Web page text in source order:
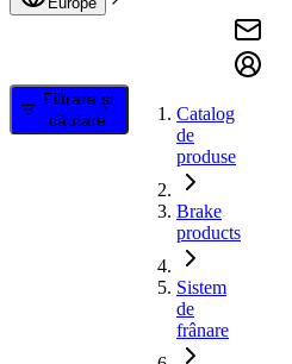
Filtrare și
căutare
Catalog
de
produse
Brake
products
Sistem
de
frânare